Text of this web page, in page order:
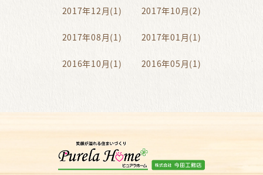
2017年12月(1) 2017年10月(2)
2017年08月(1) 2017年01月(1)
2016年10月(1) 2016年05月(1)